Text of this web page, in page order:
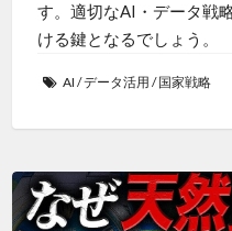
す。適切なAI・データ戦
ける鍵となるでしょう。
AI /データ活用 /国家戦略